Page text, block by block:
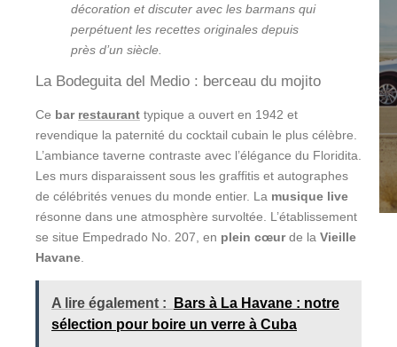
décoration et discuter avec les barmans qui
perpétuent les recettes originales depuis
près d’un siècle.
La Bodeguita del Medio : berceau du mojito
Ce bar restaurant typique a ouvert en 1942 et
revendique la paternité du cocktail cubain le plus célèbre.
L’ambiance taverne contraste avec l’élégance du Floridita.
Les murs disparaissent sous les graffitis et autographes
de célébrités venues du monde entier. La musique live
résonne dans une atmosphère survoltée. L’établissement
se situe Empedrado No. 207, en plein cœurde la Vieille
Havane
A lire également :
Bars à La Havane : notre
sélection pour boire un verre à Cuba